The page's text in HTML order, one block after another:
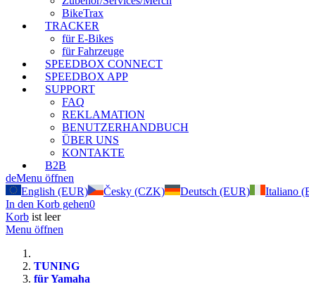
BikeTrax
TRACKER
für E-Bikes
für Fahrzeuge
SPEEDBOX CONNECT
SPEEDBOX APP
SUPPORT
FAQ
REKLAMATION
BENUTZERHANDBUCH
ÜBER UNS
KONTAKTE
B2B
deMenu öffnen
English (EUR)
Česky (CZK) Deutsch (EUR) Italiano
In den Korb gehen0
Korb ist leer
Menu öffnen
TUNING
für Yamaha